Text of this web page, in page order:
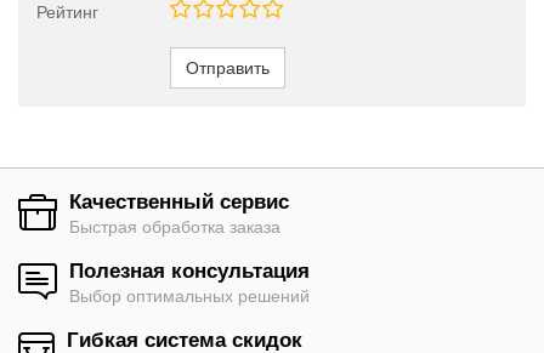
Рейтинг
Отправить
Качественный сервис
Быстрая обработка заказа
Полезная консультация
Выбор оптимальных решений
Гибкая система скидок